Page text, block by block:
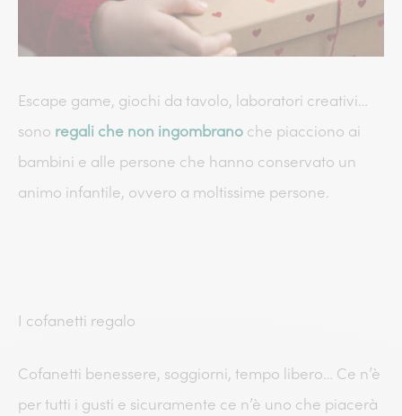
Escape game, giochi da tavolo, laboratori creativi…
sono regali che non ingombrano che piacciono ai
bambini e alle persone che hanno conservato un
animo infantile, ovvero a moltissime persone.
I cofanetti regalo
Cofanetti benessere, soggiorni, tempo libero… Ce n’è
per tutti i gusti e sicuramente ce n’è uno che piacerà